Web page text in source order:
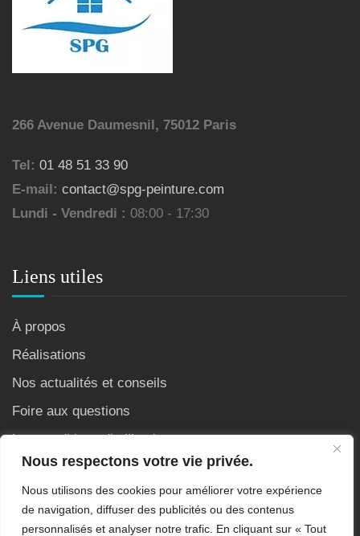
Nous respectons votre vie privée.
Nous utilisons des cookies pour améliorer votre expérience
de navigation, diffuser des publicités ou des contenus
personnalisés et analyser notre trafic. En cliquant sur « Tout
266 Avenue Daumesnil, 75012 Paris
Tel: 01 48 51 33 90
E-mail: contact@spg-peinture.com
Lundi - Vendredi : 08:00 - 17:30
Liens utiles
À propos
Réalisations
Nos actualités et conseils
Foire aux questions
Les conditions d’utilisation